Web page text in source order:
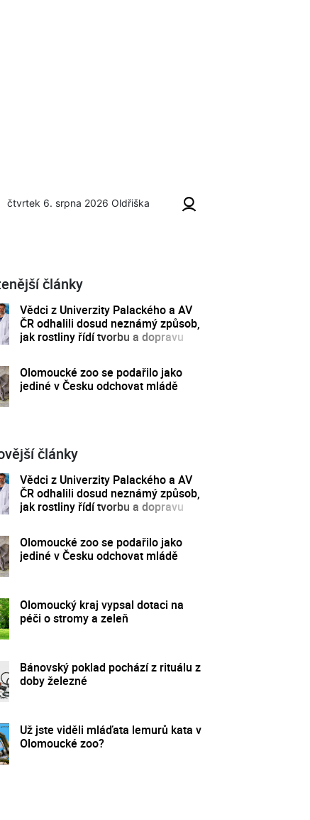
čtvrtek 6. srpna 2026 Oldřiška
články
Vědci z Univerzity Palackého a AV
ČR odhalili dosud neznámý způsob,
jak rostliny řídí tvorbu a dopravu
Olomoucké zoo se podařilo jako
jediné v Česku odchovat mládě
články
Vědci z Univerzity Palackého a AV
ČR odhalili dosud neznámý způsob,
jak rostliny řídí tvorbu a dopravu
Olomoucké zoo se podařilo jako
jediné v Česku odchovat mládě
Olomoucký kraj vypsal dotaci na
péči o stromy a zeleň
Bánovský poklad pochází z rituálu z
doby železné
Už jste viděli mláďata lemurů kata v
Olomoucké zoo?